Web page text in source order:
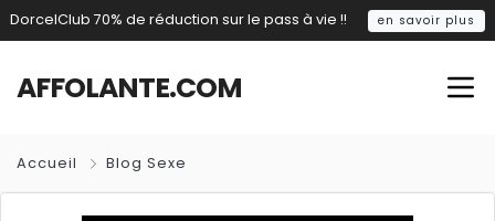
DorcelClub 70% de réduction sur le pass à vie !! en savoir plus
AFFOLANTE.COM
Accueil Blog Sexe